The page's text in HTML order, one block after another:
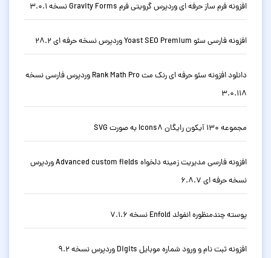
افزونه فرم ساز حرفه ای وردپرس گرویتی فرم Gravity Forms نسخه 3.0.1
افزونه فارسی سئو Yoast SEO Premium وردپرس نسخه حرفه ای 28.2
دانلود افزونه سئو حرفه ای رنک مث Rank Math Pro وردپرس فارسی نسخه
3.0.118
مجموعه 130 آیکون رایگان Icons8 به صورت SVG
افزونه فارسی مدیریت زمینه دلخواه Advanced custom fields وردپرس
نسخه حرفه ای 6.8.7
پوسته چندمنظوره انفولد Enfold نسخه 7.1.6
افزونه ثبت نام و ورود شماره موبایل Digits وردپرس نسخه 9.2